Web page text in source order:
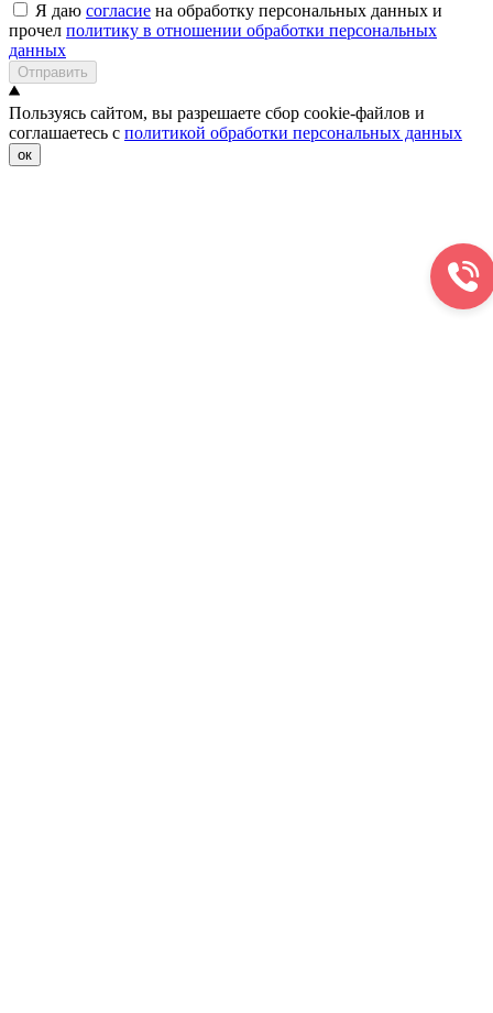
Я даю согласие на обработку персональных данных и
прочел политику в отношении обработки персональных
данных
Отправить
Пользуясь сайтом, вы разрешаете сбор cookie-файлов и
соглашаетесь с политикой обработки персональных данных
ок